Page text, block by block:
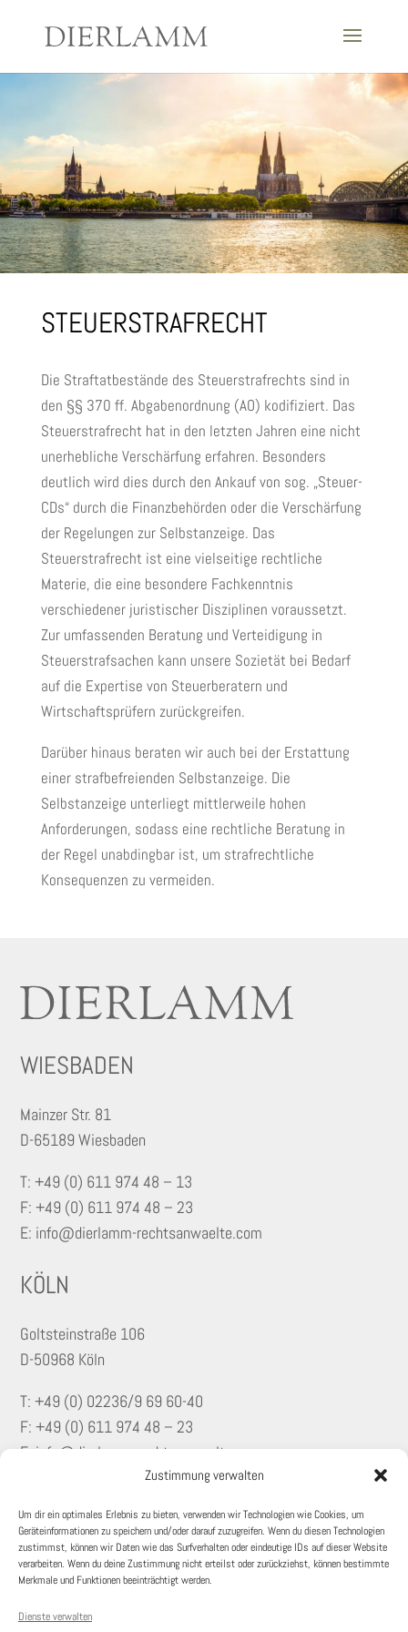
Zustimmung verwalten
Um dir ein optimales Erlebnis zu bieten, verwenden wir Technologien wie Cookies, um
Geräteinformationen zu speichern und/oder darauf zuzugreifen. Wenn du diesen Technologien
zustimmst, können wir Daten wie das Surfverhalten oder eindeutige IDs auf dieser Website
verarbeiten. Wenn du deine Zustimmung nicht erteilst oder zurückziehst, können bestimmte
Merkmale und Funktionen beeinträchtigt werden.
Dienste verwalten
STEUERSTRAFRECHT
Die Straftatbestände des Steuerstrafrechts sind in
den §§ 370 ff. Abgabenordnung (AO) kodifiziert. Das
Steuerstrafrecht hat in den letzten Jahren eine nicht
unerhebliche Verschärfung erfahren. Besonders
deutlich wird dies durch den Ankauf von sog. „Steuer-
CDs“ durch die Finanzbehörden oder die Verschärfung
der Regelungen zur Selbstanzeige. Das
Steuerstrafrecht ist eine vielseitige rechtliche
Materie, die eine besondere Fachkenntnis
verschiedener juristischer Disziplinen voraussetzt.
Zur umfassenden Beratung und Verteidigung in
Steuerstrafsachen kann unsere Sozietät bei Bedarf
auf die Expertise von Steuerberatern und
Wirtschaftsprüfern zurückgreifen.
Darüber hinaus beraten wir auch bei der Erstattung
einer strafbefreienden Selbstanzeige. Die
Selbstanzeige unterliegt mittlerweile hohen
Anforderungen, sodass eine rechtliche Beratung in
der Regel unabdingbar ist, um strafrechtliche
Konsequenzen zu vermeiden.
WIESBADEN
Mainzer Str. 81
D-65189 Wiesbaden
T: +49 (0) 611 974 48 – 13
F: +49 (0) 611 974 48 – 23
E: info@dierlamm-rechtsanwaelte.com
KÖLN
Goltsteinstraße 106
D-50968 Köln
T: +49 (0) 02236/9 69 60-40
F: +49 (0) 611 974 48 – 23
E: info@dierlamm-rechtsanwaelte.com
KONTAKT
KARRIERE